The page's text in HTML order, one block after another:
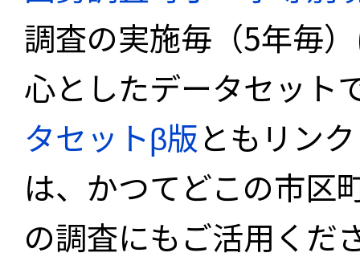
調査の実施毎（5年毎
心としたデータセット
タセットβ版ともリン
は、かつてどこの市区
の調査にもご活用くだ